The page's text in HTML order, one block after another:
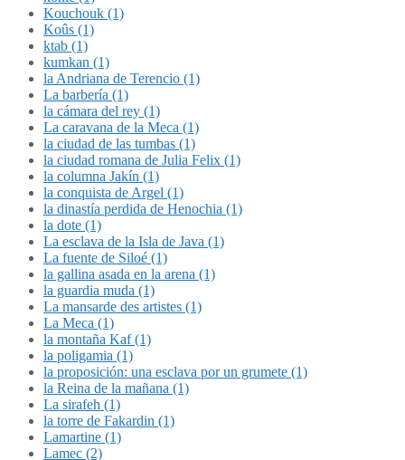
Kouchouk (1)
Koûs (1)
ktab (1)
kumkan (1)
la Andriana de Terencio (1)
La barbería (1)
la cámara del rey (1)
La caravana de la Meca (1)
la ciudad de las tumbas (1)
la ciudad romana de Julia Felix (1)
la columna Jakín (1)
la conquista de Argel (1)
la dinastía perdida de Henochia (1)
la dote (1)
La esclava de la Isla de Java (1)
La fuente de Siloé (1)
la gallina asada en la arena (1)
la guardia muda (1)
La mansarde des artistes (1)
La Meca (1)
la montaña Kaf (1)
la poligamia (1)
la proposición: una esclava por un grumete (1)
la Reina de la mañana (1)
La sirafeh (1)
la torre de Fakardin (1)
Lamartine (1)
Lamec (2)